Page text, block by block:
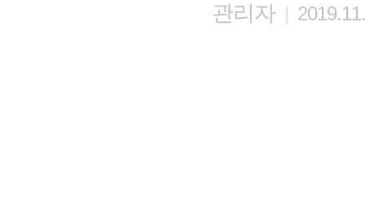
관리자 |